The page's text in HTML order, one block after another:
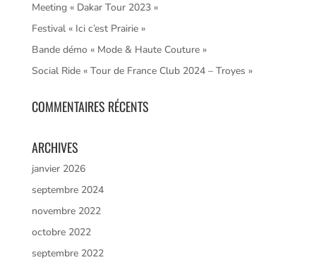
Meeting « Dakar Tour 2023 »
Festival « Ici c’est Prairie »
Bande démo « Mode & Haute Couture »
Social Ride « Tour de France Club 2024 – Troyes »
COMMENTAIRES RÉCENTS
ARCHIVES
janvier 2026
septembre 2024
novembre 2022
octobre 2022
septembre 2022